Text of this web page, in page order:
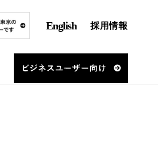
English 採用情報